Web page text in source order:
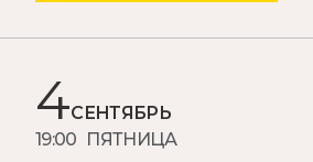
4 СЕНТЯБРЬ
19:00 ПЯТНИЦА